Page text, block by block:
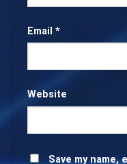
Email *
Website
Save my name,